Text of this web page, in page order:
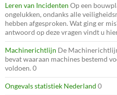
Leren van Incidenten Op een
ongelukken, ondanks alle
hebben afgesproken. Wat ging er
antwoord op deze vragen vindt u
Machinerichtlijn De
bevat waaraan machines bestemd
voldoen. 0
Ongevals statistiek Nederland 0